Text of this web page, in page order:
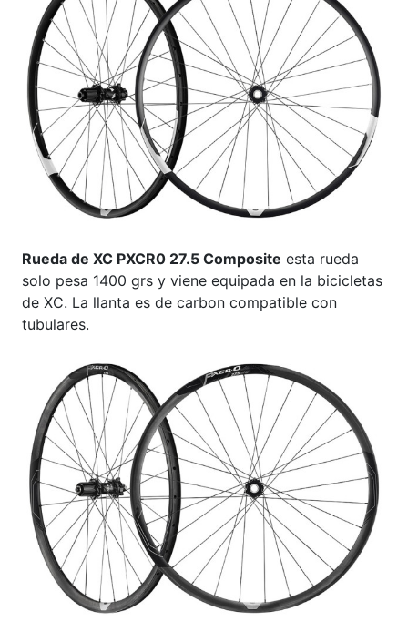
Rueda de XC PXCR0 27.5 Composite esta rueda
solo pesa 1400 grs y viene equipada en la bicicletas
de XC. La llanta es de carbon compatible con
tubulares.